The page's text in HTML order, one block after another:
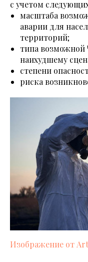
с учетом
масштаба
аварии для
территорий;
типа
наихудшему
степени
риска
Изображение от